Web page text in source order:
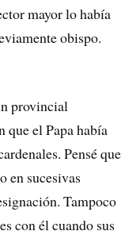
mayor lo había
obispo.
provincial
que el Papa había
Pensé que
en sucesivas
Tampoco
con él cuando sus